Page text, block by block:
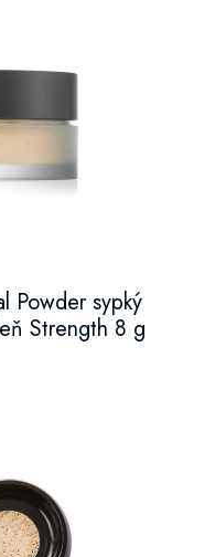
Powder sypký
Strength 8 g